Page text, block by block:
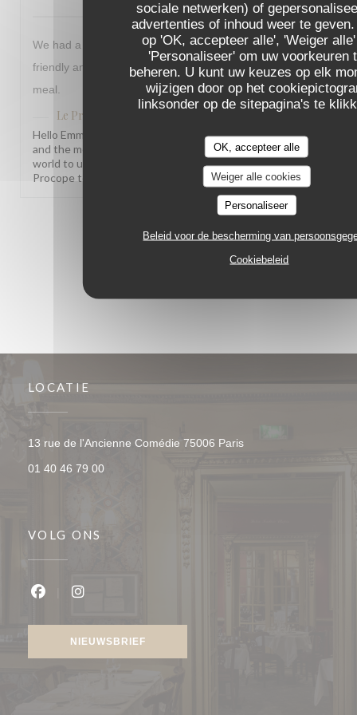
sociale netwerken) of
advertenties of inhoud weer te
op 'OK, accepteer alle', 'Weiger
'Personaliseer' om uw voorkeuren
beheren. U kunt uw keuzes op elk
wijzigen door op het
linksonder op de sitepagina's te
OK, accepteer alle
Weiger alle cookies
Personaliseer
Beleid voor de bescherming van
Cookiebeleid
We had a lovely meal at Le Procope everyone was very
friendly and helpful. We liked the menu and enjoyed our
meal.
Le Procope
Hello Emma, What a joy to read this! Knowing our team
and the menu left such a warm impression truly means the
world to us. We hope to welcome you back soon! The Le
Procope team
LOCATIE
13 rue de l'Ancienne Comédie 75006 Paris((opent in een nieuw
01 40 46 79 00
VOLG ONS
NIEUWSBRIEF